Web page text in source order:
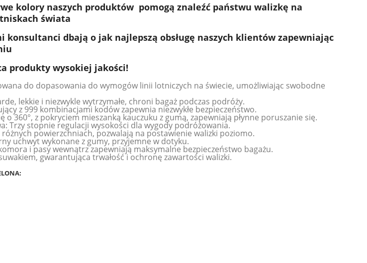
kolory naszych produktów pomogą znaleźć państwu walizkę na
świata
konsultanci dbają o jak najlepszą obsługę naszych klientów zapewniając
produkty wysokiej jakości!
do dopasowania do wymogów linii lotniczych na świecie, umożliwiając swobodne
lekkie i niezwykle wytrzymałe, chroni bagaż podczas podróży.
z 999 kombinacjami kodów zapewnia niezwykłe bezpieczeństwo.
o 360°, z pokryciem mieszanką kauczuku z gumą, zapewniają płynne poruszanie się.
Trzy stopnie regulacji wysokości dla wygody podróżowania.
powierzchniach, pozwalają na postawienie walizki poziomo.
uchwyt wykonane z gumy, przyjemne w dotyku.
i pasy wewnątrz zapewniają maksymalne bezpieczeństwo bagażu.
gwarantująca trwałość i ochronę zawartości walizki.